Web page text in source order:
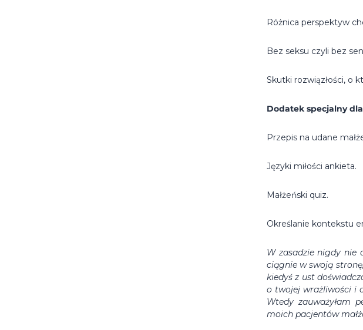
Różnica perspektyw
Bez seksu czyli bez
Skutki rozwiązłości, o
Dodatek specjalny
Przepis na udane
Języki miłości ankieta.
Małżeński quiz.
Określanie kontekstu
W zasadzie nigdy nie
ciągnie w swoją
kiedyś z ust
o twojej wrażliwości i
Wtedy zauważyłam
moich pacjentów